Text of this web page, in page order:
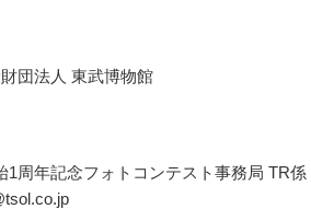
団法人 東武博物館
1周年記念フォトコンテスト事務局 TR係